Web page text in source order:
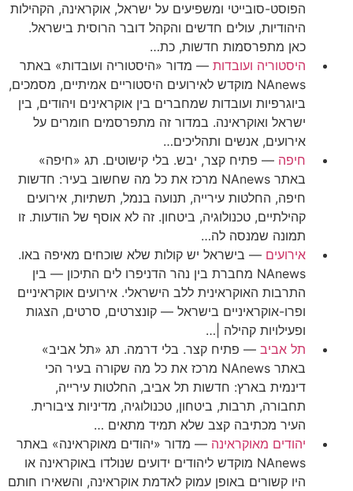
הפוסט-סובייטי ומשפיעים על ישראל, אוקראינה, הקהילות
היהודיות, עולים חדשים והקהל דובר הרוסית בישראל.
כאן מתפרסמות חדשות, כת…
היסטוריה ועובדות — מדור «היסטוריה ועובדות» באתר
NAnews מוקדש לאירועים היסטוריים אמיתיים, מסמכים,
ביוגרפיות ועובדות שמחברים בין אוקראינים ויהודים, בין
ישראל ואוקראינה. במדור זה מתפרסמים חומרים על
אירועים, אנשים ותהליכים…
חיפה — פתיח קצר, יבש. בלי קישוטים. תג «חיפה»
באתר NAnews מרכז את כל מה שחשוב בעיר: חדשות
חיפה, החלטות עירייה, תנועה בנמל, תשתיות, אירועים
קהילתיים, טכנולוגיה, ביטחון. זה לא אוסף של הודעות. זו
תמונה שמנסה לה…
אירועים — בישראל יש קולות שלא שוכחים מאיפה באו.
NAnews מחברת בין נהר הדניפרו לים התיכון — בין
התרבות האוקראינית ללב הישראלי. אירועים אוקראיניים
ופרו-אוקראיניים בישראל — קונצרטים, סרטים, הצגות
ופעילויות קהילה |…
תל אביב — פתיח קצר. בלי דרמה. תג «תל אביב»
באתר NAnews מרכז את כל מה שקורה בעיר הכי
דינמית בארץ: חדשות תל אביב, החלטות עירייה,
תחבורה, תרבות, ביטחון, טכנולוגיה, מדיניות ציבורית.
העיר מכתיבה קצב שלא תמיד מתאים …
יהודים מאוקראינה — מדור «יהודים מאוקראינה» באתר
NAnews מוקדש ליהודים ידועים שנולדו באוקראינה או
היו קשורים באופן עמוק לאדמת אוקראינה, והשאירו חותם